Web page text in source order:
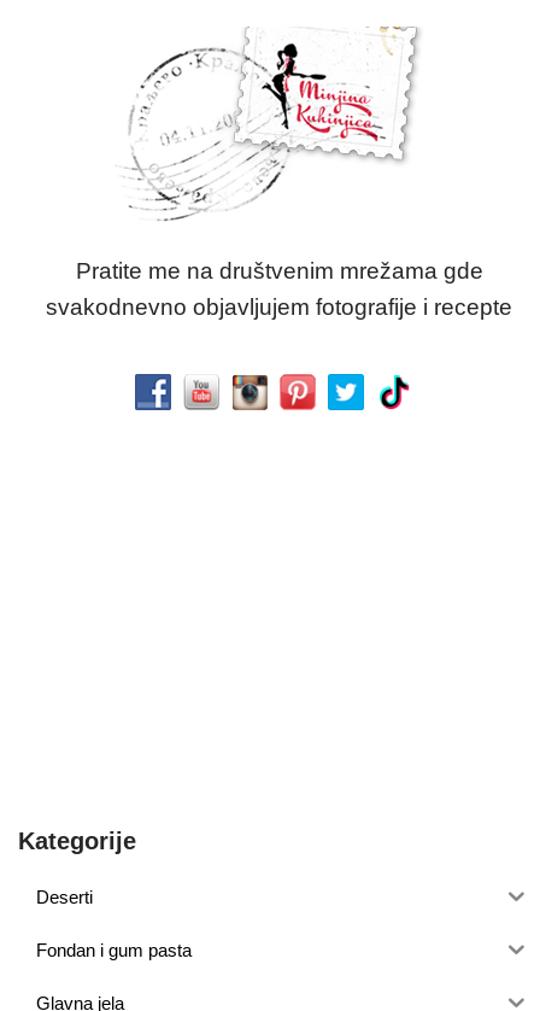
Pratite me na društvenim mrežama gde
svakodnevno objavljujem fotografije i recepte
Kategorije
Deserti
Fondan i gum pasta
Glavna jela